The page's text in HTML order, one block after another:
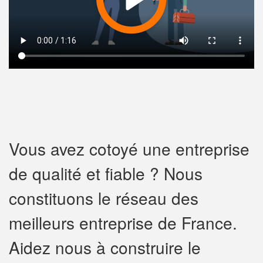
Vous avez cotoyé une entreprise
de qualité et fiable ? Nous
constituons le réseau des
meilleurs entreprise de France.
Aidez nous à construire le